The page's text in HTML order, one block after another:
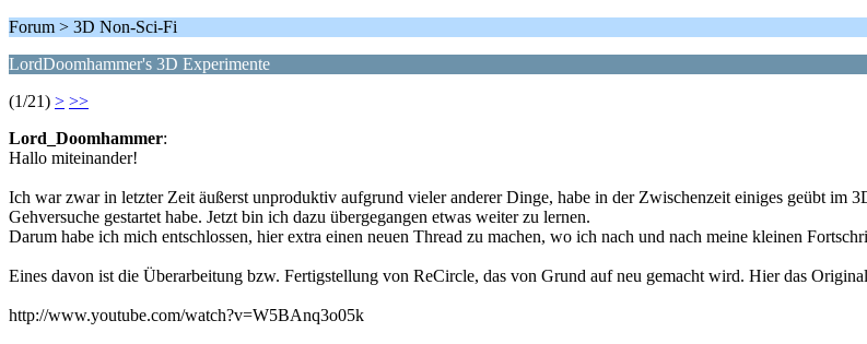
Forum > 3D Non-Sci-Fi
LordDoomhammer's 3D Experimente
(1/21) > >>
Lord_Doomhammer:
Hallo miteinander!
Ich war zwar in letzter Zeit äußerst unproduktiv aufgrund vieler anderer Dinge, habe in der Zwischenzeit einiges geübt im
Gehversuche gestartet habe. Jetzt bin ich dazu übergegangen etwas weiter zu lernen.
Darum habe ich mich entschlossen, hier extra einen neuen Thread zu machen, wo ich nach und nach meine kleinen
Eines davon ist die Überarbeitung bzw. Fertigstellung von ReCircle, das von Grund auf neu gemacht wird. Hier das
http://www.youtube.com/watch?v=W5BAnq3o05k